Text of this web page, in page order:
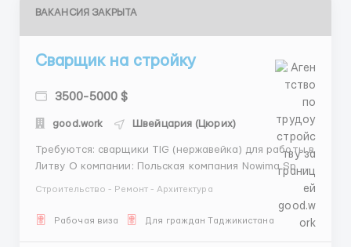
ВАКАНСИЯ ЗАКРЫТА
Сварщик на стройку
3500-5000 $
good.work Швейцария (Цюрих)
Требуются: сварщики TIG (нержавейка) для работы в
Литву О компании: Польская компания Nowima Sp z
Трудоустройство работников бесплатно, без
Строительство - Ремонт - Архитектура
Рабочая виза Для граждан Таджикистана